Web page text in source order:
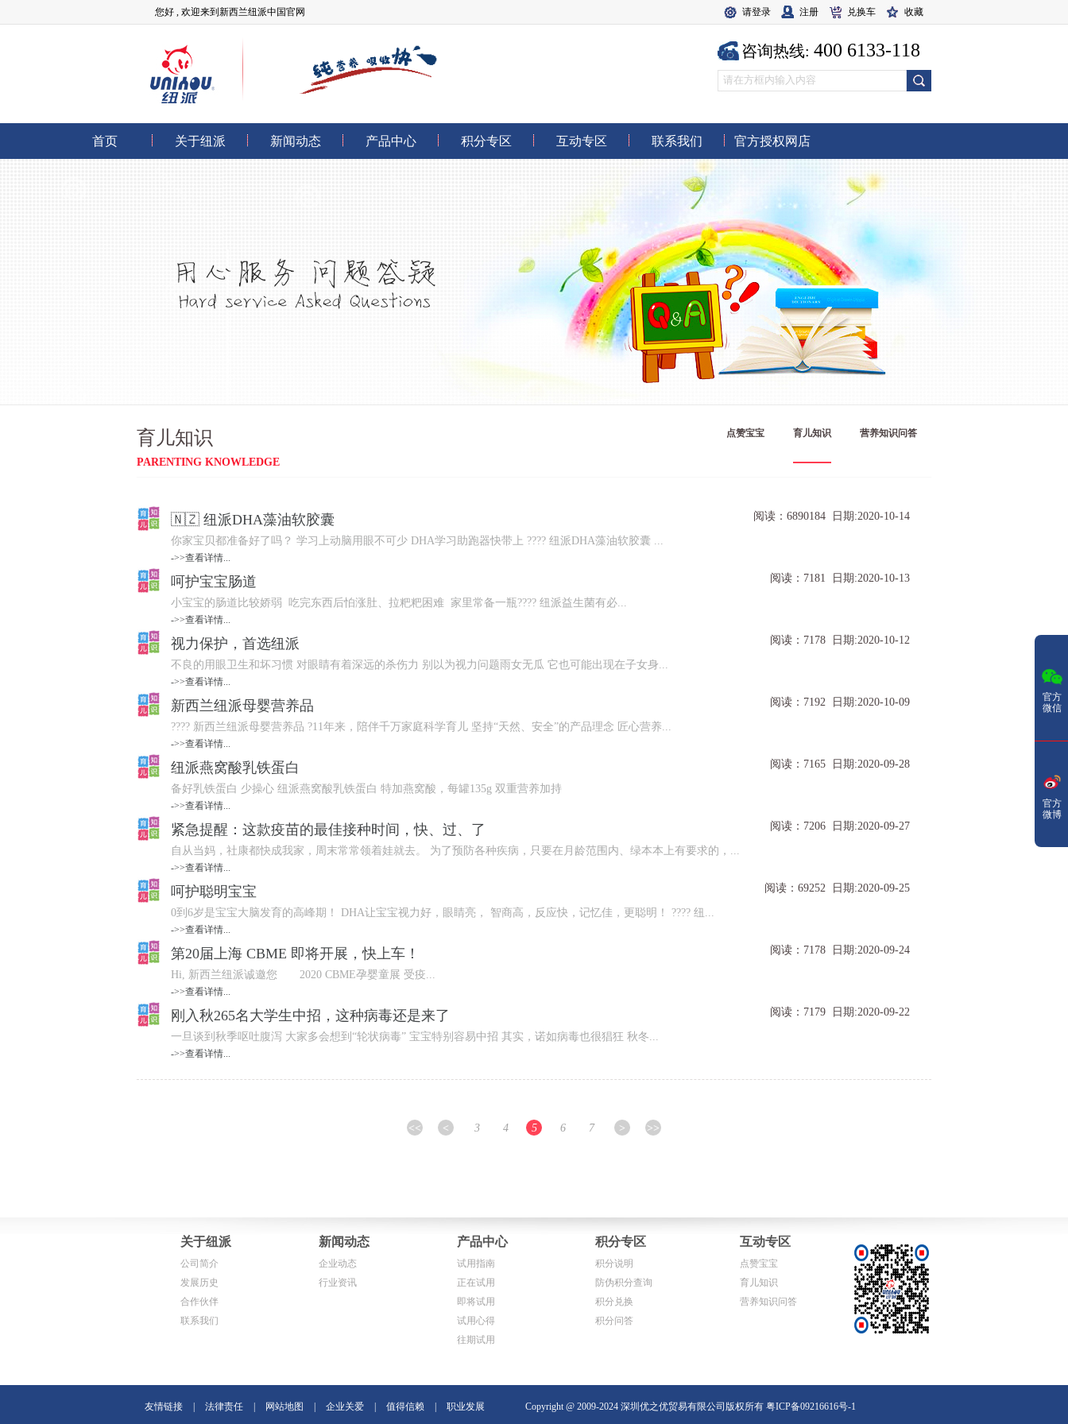
您好 , 欢迎来到新西兰纽派中国官网 请登录 注册 兑换车 收藏
咨询热线: 400 6133-118
首页 关于纽派 新闻动态 产品中心 积分专区 互动专区 联系我们 官方授权网店
点赞宝宝 育儿知识 营养知识问答
育儿知识
PARENTING KNOWLEDGE
🇳🇿 纽派DHA藻油软胶囊 阅读：6890184 日期:2020-10-14
你家宝贝都准备好了吗？ 学习上动脑用眼不可少 DHA学习助跑器快带上 ???? 纽派DHA藻油软胶囊 ...
->>查看详情...
呵护宝宝肠道 阅读：7181 日期:2020-10-13
小宝宝的肠道比较娇弱 吃完东西后怕涨肚、拉粑粑困难 家里常备一瓶???? 纽派益生菌有必...
->>查看详情...
视力保护，首选纽派 阅读：7178 日期:2020-10-12
不良的用眼卫生和坏习惯 对眼睛有着深远的杀伤力 别以为视力问题雨女无瓜 它也可能出现在子女身...
->>查看详情...
新西兰纽派母婴营养品 阅读：7192 日期:2020-10-09
???? 新西兰纽派母婴营养品 ?11年来，陪伴千万家庭科学育儿 坚持“天然、安全”的产品理念 匠心营养...
->>查看详情...
纽派燕窝酸乳铁蛋白 阅读：7165 日期:2020-09-28
备好乳铁蛋白 少操心 纽派燕窝酸乳铁蛋白 特加燕窝酸，每罐135g 双重营养加持
->>查看详情...
紧急提醒：这款疫苗的最佳接种时间，快、过、了 阅读：7206 日期:2020-09-27
自从当妈，社康都快成我家，周末常常领着娃就去。 为了预防各种疾病，只要在月龄范围内、绿本本上有要求的，...
->>查看详情...
呵护聪明宝宝 阅读：69252 日期:2020-09-25
0到6岁是宝宝大脑发育的高峰期！ DHA让宝宝视力好，眼睛亮， 智商高，反应快，记忆佳，更聪明！ ???? 纽...
->>查看详情...
第20届上海 CBME 即将开展，快上车！ 阅读：7178 日期:2020-09-24
Hi, 新西兰纽派诚邀您 2020 CBME孕婴童展 受疫...
->>查看详情...
刚入秋265名大学生中招，这种病毒还是来了 阅读：7179 日期:2020-09-22
一旦谈到秋季呕吐腹泻 大家多会想到“轮状病毒” 宝宝特别容易中招 其实，诺如病毒也很猖狂 秋冬...
->>查看详情...
<< < 3 4 5 6 7 > >>
关于纽派
公司简介
发展历史
合作伙伴
联系我们
新闻动态
企业动态
行业资讯
产品中心
试用指南
正在试用
即将试用
试用心得
往期试用
积分专区
积分说明
防伪积分查询
积分兑换
积分问答
互动专区
点赞宝宝
育儿知识
营养知识问答
友情链接 法律责任 网站地图 企业关爱 值得信赖 职业发展 Copyright @ 2009-2024 深圳优之优贸易有限公司版权所有 粤ICP备09216616号-1
官方
微信
官方
微博